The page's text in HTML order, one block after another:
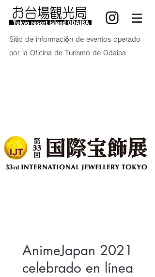
Sitio de información de eventos operado
por la Oficina de Turismo de Odaiba
AnimeJapan 2021
celebrado en línea